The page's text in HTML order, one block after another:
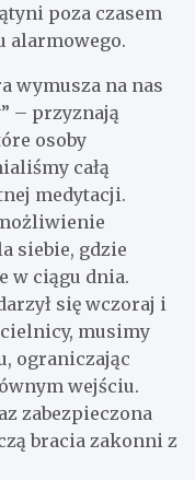
poza czasem
alarmowego.
wymusza na nas
– przyznają
osoby
całą
medytacji.
siebie, gdzie
w ciągu dnia.
się wczoraj i
musimy
ograniczając
wejściu.
zabezpieczona
bracia zakonni z